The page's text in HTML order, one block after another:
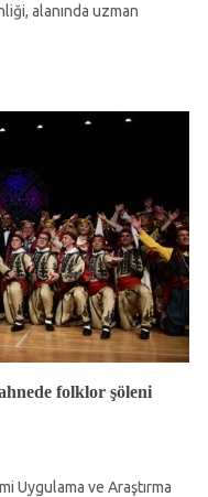
alanında uzman
folklor şöleni
Uygulama ve Araştırma